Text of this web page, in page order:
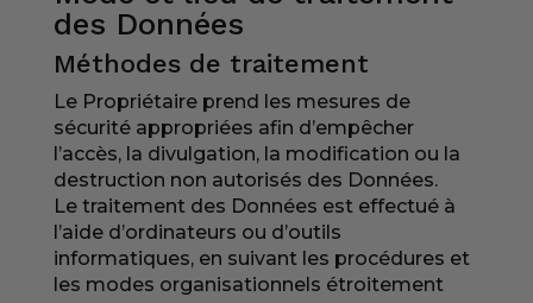
des Données
Méthodes de traitement
Le Propriétaire prend les mesures de
sécurité appropriées afin d’empêcher
l’accès, la divulgation, la modification ou la
destruction non autorisés des Données.
Le traitement des Données est effectué à
l’aide d’ordinateurs ou d’outils
informatiques, en suivant les procédures et
les modes organisationnels étroitement